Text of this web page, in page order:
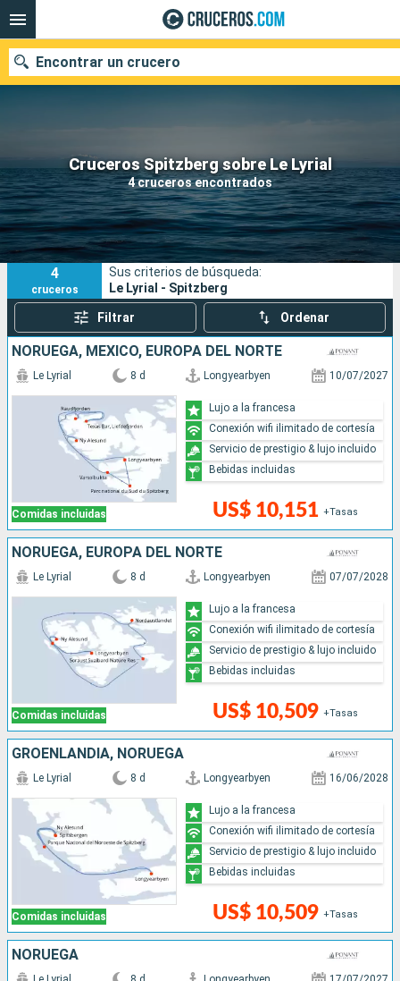
Cruceros Spitzberg sobre Le Lyrial
4 cruceros encontrados
Encontrar un crucero
Nuestros destinos
Fecha de salida
Puertos Compañías
Buscar
4
cruceros
Sus criterios de búsqueda:
Le Lyrial - Spitzberg
Filtrar Ordenar
NORUEGA, MÉXICO, EUROPA DEL NORTE
Comidas incluidas
Le Lyrial 8 d Longyearbyen 10/07/2027
US$ 10,151 +Tasas
Lujo a la francesa
Conexión wifi ilimitado de cortesía
Servicio de prestigio & lujo incluido
Bebidas incluidas
NORUEGA, EUROPA DEL NORTE
Comidas incluidas
Le Lyrial 8 d Longyearbyen 07/07/2028
US$ 10,509 +Tasas
Lujo a la francesa
Conexión wifi ilimitado de cortesía
Servicio de prestigio & lujo incluido
Bebidas incluidas
GROENLANDIA, NORUEGA
Comidas incluidas
Le Lyrial 8 d Longyearbyen 16/06/2028
US$ 10,509 +Tasas
Lujo a la francesa
Conexión wifi ilimitado de cortesía
Servicio de prestigio & lujo incluido
Bebidas incluidas
NORUEGA